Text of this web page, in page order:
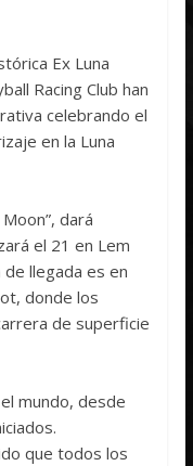
Ex Luna
Racing Club han
celebrando el
en la Luna
dará
el 21 en Lem
de llegada es en
donde los
de superficie
mundo, desde
que todos los